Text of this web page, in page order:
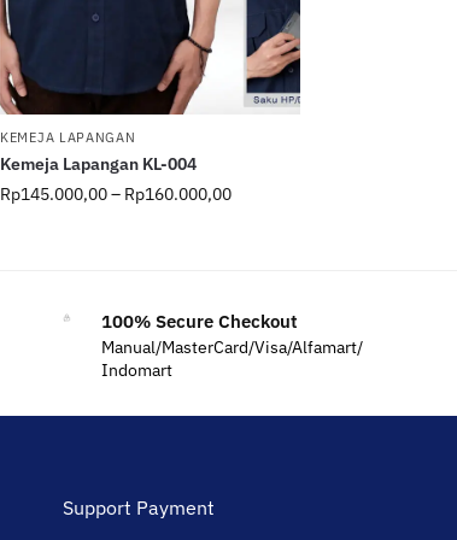
KEMEJA LAPANGAN
Kemeja Lapangan KL-004
Rp145.000,00– Rp160.000,00
100% Secure Checkout
Manual/MasterCard/Visa/Alfamart/
Indomart
Support Payment